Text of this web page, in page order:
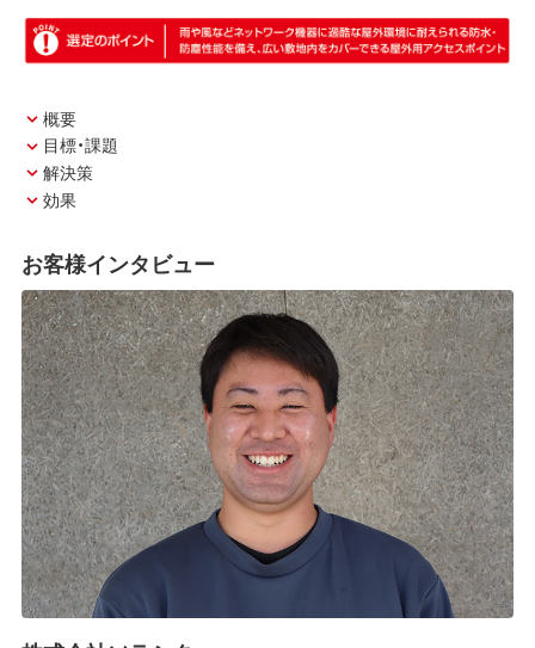
概要
目標・課題
解決策
効果
お客様インタビュー